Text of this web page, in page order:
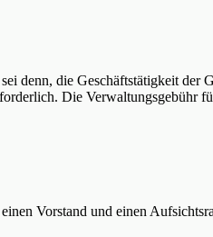
denn, die Geschäftstätigkeit der
Die Verwaltungsgebühr
Vorstand und einen